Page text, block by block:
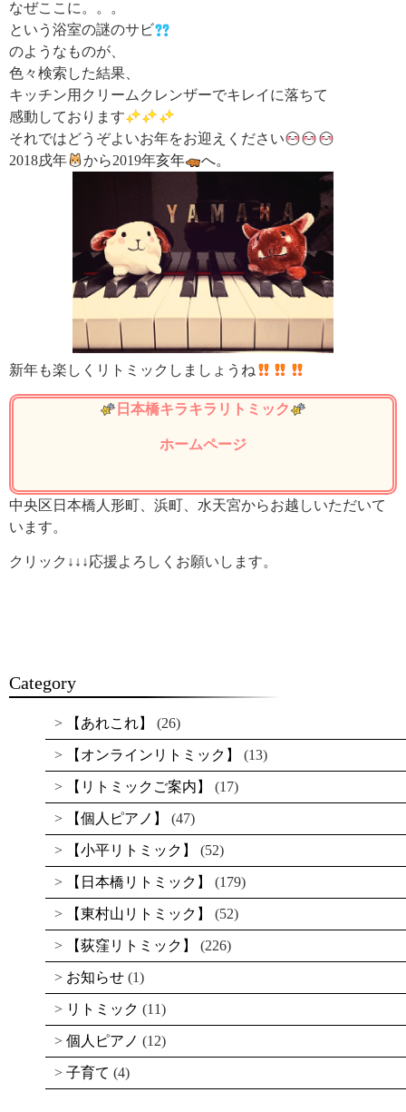
なぜここに。。。
という浴室の謎のサビ
のようなものが、
色々検索した結果、
キッチン用クリームクレンザーでキレイに落ちて
感動しております
それではどうぞよいお年をお迎えください
2018戌年
から2019年亥年 へ。
新年も楽しくリトミックしましょうね
日本橋キラキラリトミック
ホームページ
中央区日本橋人形町、浜町、水天宮からお越しいただいて
います。
クリック↓↓↓応援よろしくお願いします。
Category
【あれこれ】 (26)
【オンラインリトミック】 (13)
【リトミックご案内】 (17)
【個人ピアノ】 (47)
【小平リトミック】 (52)
【日本橋リトミック】 (179)
【東村山リトミック】 (52)
【荻窪リトミック】 (226)
お知らせ (1)
リトミック (11)
個人ピアノ (12)
子育て (4)